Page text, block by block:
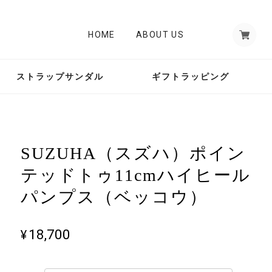
HOME ABOUT US
ストラップサンダル ギフトラッピング
SUZUHA（スズハ）ポイン
テッドトゥ11cmハイヒール
パンプス（ベッコウ）
¥18,700